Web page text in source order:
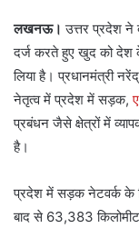
लखनऊ। उत्तर प्रदेश ने
दर्ज करते हुए खुद को देश
लिया है। प्रधानमंत्री
नेतृत्व में प्रदेश में सड़क,
प्रबंधन जैसे क्षेत्रों में
है।
प्रदेश में सड़क नेटवर्क के
बाद से 63,383